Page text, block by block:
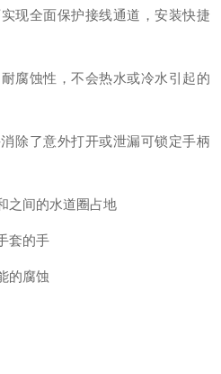
现全面保护接线通道，安装快捷
腐蚀性，不会热水或冷水引起的
除了意外打开或泄漏可锁定手柄
之间的水道圈占地
套的手
的腐蚀